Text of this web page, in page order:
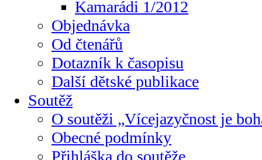
Kamarádi 1/2012
Objednávka
Od čtenářů
Dotazník k časopisu
Další dětské publikace
Soutěž
O soutěži „Vícejazyčnost je
Obecné podmínky